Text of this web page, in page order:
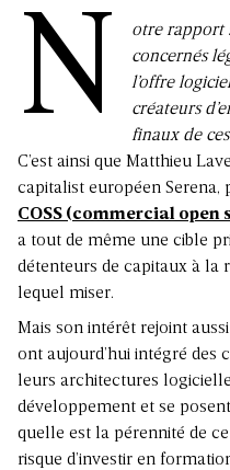
N
otre rapport
concernés
l’offre
créateurs
finaux de
C’est ainsi que Matthieu
capitalist européen
COSS (commercial open
a tout de même une cible
détenteurs de capitaux à la
lequel miser.
Mais son intérêt rejoint
ont aujourd’hui intégré des
leurs architectures
développement et se
quelle est la pérennité de
risque d’investir en